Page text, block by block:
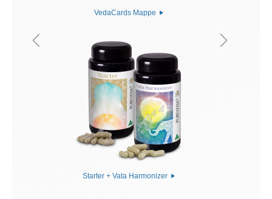
VedaCards Mappe
Starter + Vata Harmonizer